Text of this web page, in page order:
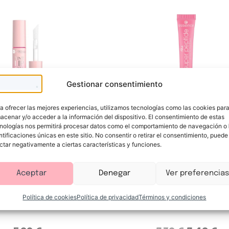
Gestionar consentimiento
ofrecer las mejores experiencias, utilizamos tecnologías como las cookies para
y/o acceder a la información del dispositivo. El consentimiento de estas
nos permitirá procesar datos como el comportamiento de navegación o
únicas en este sitio. No consentir o retirar el consentimiento, puede
negativamente a ciertas características y funciones.
Aceptar Denegar Ver preferencias
Política de cookiesPolítica de privacidadTérminos y condiciones
Color Tint Lip
en aceite que
y color para un
labios con un brillo
tinte ligero y
Essence
Bálsamo labial The
Tratamiento labial con
para unos labios más llenos,
radiantes.